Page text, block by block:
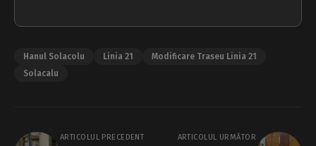
Hanul Solacolu Linia 21
Modificare Traseu Linia 21
Solacalu
ARTICOLUL PRECEDENT ARTICOLUL URMĂTOR